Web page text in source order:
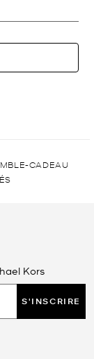
CADEAU
Kors
S'INSCRIRE